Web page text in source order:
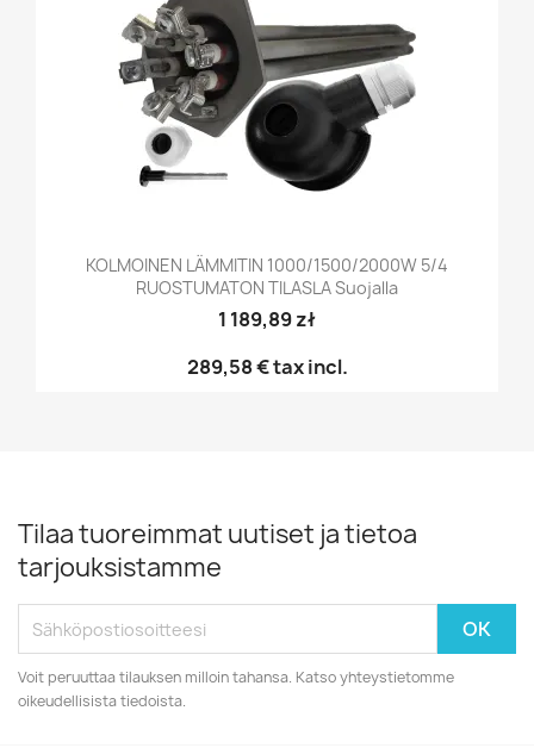
KOLMOINEN LÄMMITIN 1000/1500/2000W 5/4
RUOSTUMATON TILASLA Suojalla
1 189,89 zł
289,58 €tax incl.
Tilaa tuoreimmat uutiset ja tietoa
tarjouksistamme
Voit peruuttaa tilauksen milloin tahansa. Katso yhteystietomme
oikeudellisista tiedoista.